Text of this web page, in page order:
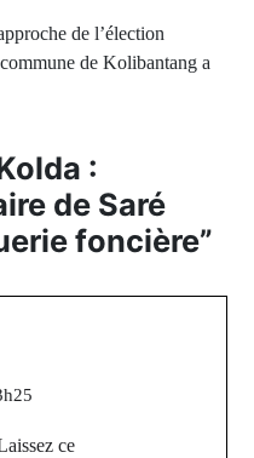
de l’élection
de Kolibantang a
:
de Saré
foncière”
ce